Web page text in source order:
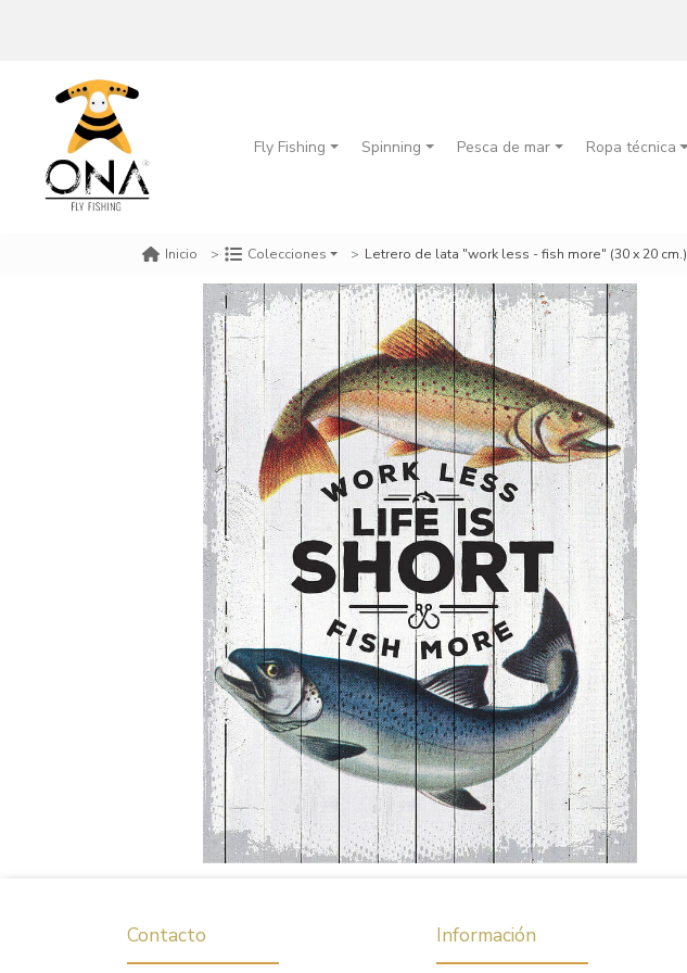
Fly Fishing Spinning Pesca de mar Ropa técnica
Inicio Colecciones Letrero de lata "work less - fish more" (30 x 20 cm.)
Contacto Información